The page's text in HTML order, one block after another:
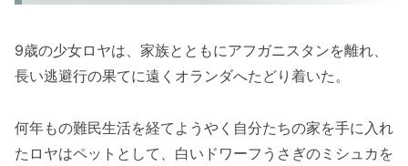
9歳の少女ロヤは、家族とともにアフガニスタンを離れ、
長い逃避行の果てに遠くオランダへたどり着いた。
何年もの難民生活を経てようやく自分たちの家を手に入れ
たロヤはペットとして、白いドワーフうさぎのミシュカを